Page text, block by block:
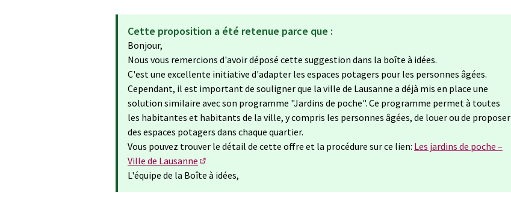
Cette proposition a été retenue parce que :
Bonjour,
Nous vous remercions d'avoir déposé cette suggestion dans la boîte à idées.
C'est une excellente initiative d'adapter les espaces potagers pour les personnes âgées.
Cependant, il est important de souligner que la ville de Lausanne a déjà mis en place une
solution similaire avec son programme "Jardins de poche". Ce programme permet à toutes
les habitantes et habitants de la ville, y compris les personnes âgées, de louer ou de proposer
des espaces potagers dans chaque quartier.
Vous pouvez trouver le détail de cette offre et la procédure sur ce lien: Les jardins de poche –
Ville de Lausanne
(Lien externe)
L'équipe de la Boîte à idées,